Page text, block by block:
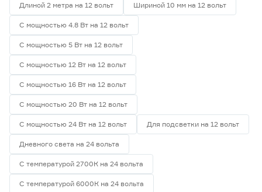
Длиной 2 метра на 12 вольт Шириной 10 мм на 12 вольт
С мощностью 4.8 Вт на 12 вольт
С мощностью 5 Вт на 12 вольт
С мощностью 12 Вт на 12 вольт
С мощностью 16 Вт на 12 вольт
С мощностью 20 Вт на 12 вольт
С мощностью 24 Вт на 12 вольт Для подсветки на 12 вольт
Дневного света на 24 вольта
С температурой 2700К на 24 вольта
С температурой 6000К на 24 вольта